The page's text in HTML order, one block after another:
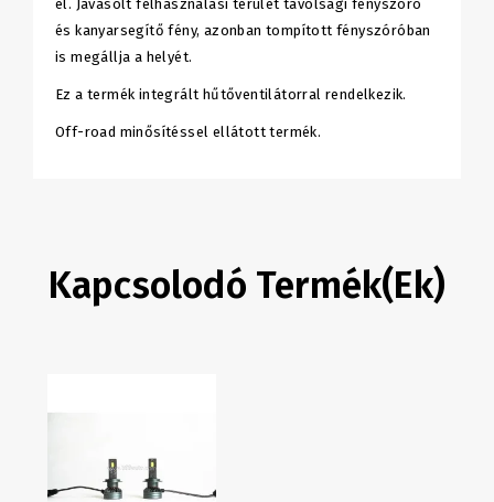
el. Javasolt felhasználási terület távolsági fényszóró
és kanyarsegítő fény, azonban tompított fényszóróban
is megállja a helyét.
Ez a termék integrált hűtőventilátorral rendelkezik.
Off-road minősítéssel ellátott termék.
Kapcsolodó Termék(ek)